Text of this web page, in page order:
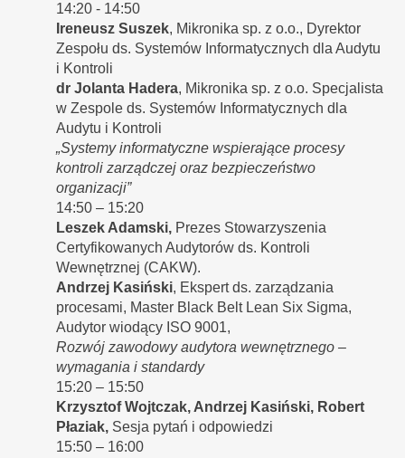
14:20 - 14:50
Ireneusz Suszek, Mikronika sp. z o.o., Dyrektor
Zespołu ds. Systemów Informatycznych dla Audytu
i Kontroli
dr Jolanta Hadera, Mikronika sp. z o.o. Specjalista
w Zespole ds. Systemów Informatycznych dla
Audytu i Kontroli
„Systemy informatyczne wspierające procesy
kontroli zarządczej oraz bezpieczeństwo
organizacji”
14:50 – 15:20
Leszek Adamski, Prezes Stowarzyszenia
Certyfikowanych Audytorów ds. Kontroli
Wewnętrznej (CAKW).
Andrzej Kasiński, Ekspert ds. zarządzania
procesami, Master Black Belt Lean Six Sigma,
Audytor wiodący ISO 9001,
Rozwój zawodowy audytora wewnętrznego –
wymagania i standardy
15:20 – 15:50
Krzysztof Wojtczak, Andrzej Kasiński, Robert
Płaziak, Sesja pytań i odpowiedzi
15:50 – 16:00